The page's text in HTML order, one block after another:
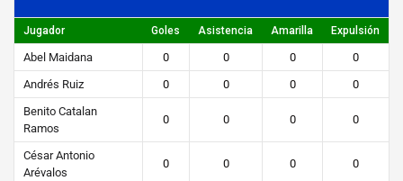
Jugador Goles Asistencia Amarilla Expulsión
Abel Maidana 0 0 0
0
Andrés Ruiz
0 0 0
0
Benito Catalan
Ramos
0 0 0 0
César Antonio
Arévalos
0 0 0 0